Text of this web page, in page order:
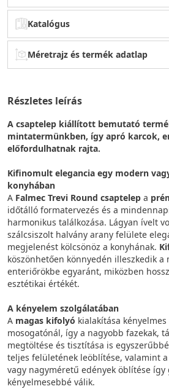
Katalógus
Méretrajz és termék adatlap
Részletes leírás
A csaptelep kiállított bemutató
mintatermünkben, így apró karcok,
előfordulhatnak rajta.
Kifinomult elegancia egy modern
konyhában
A Falmec Trevi Round csaptelep a
időtálló formatervezés és a
harmonikus találkozása. Lágyan ívelt
szálcsiszolt halvány arany felülete
megjelenést kölcsönöz a konyhának.
köszönhetően könnyedén illeszkedik a
enteriőrökbe egyaránt, miközben
esztétikai értékét.
A kényelem szolgálatában
A magas kifolyó kialakítása
mosogatónál, így a nagyobb fazekak,
megtöltése és tisztítása is
teljes felületének leöblítése, valamint
vagy nagyméretű edények öblítése így
kényelmesebbé válik.